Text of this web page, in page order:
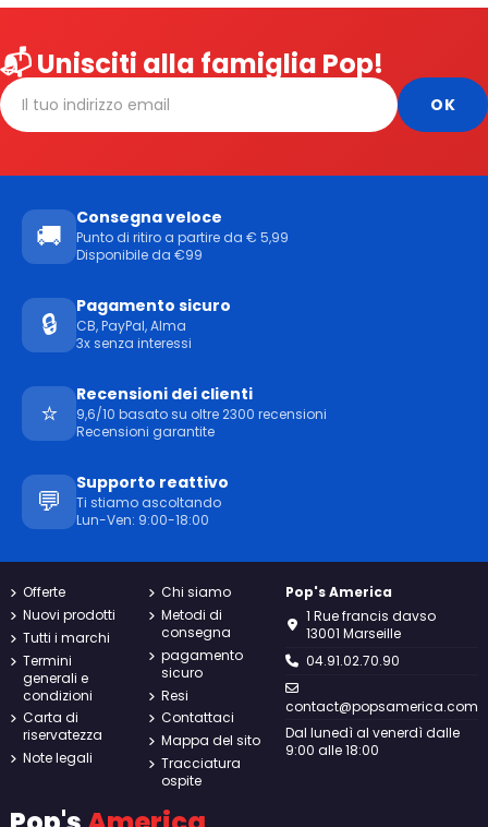
📬 Unisciti alla famiglia Pop!
🚚
Consegna veloce
Punto di ritiro a partire da € 5,99
Disponibile da €99
🔒
Pagamento sicuro
CB, PayPal, Alma
3x senza interessi
⭐
Recensioni dei clienti
9,6/10 basato su oltre 2300 recensioni
Recensioni garantite
💬
Supporto reattivo
Ti stiamo ascoltando
Lun-Ven: 9:00-18:00
Offerte
Nuovi prodotti
Tutti i marchi
Termini
generali e
condizioni
Carta di
riservatezza
Note legali
Chi siamo
Metodi di
consegna
pagamento
sicuro
Resi
Contattaci
Mappa del sito
Tracciatura
ospite
Pop's America
1 Rue francis davso
13001 Marseille
04.91.02.70.90
contact@popsamerica.com
Dal lunedì al venerdì dalle
9:00 alle 18:00